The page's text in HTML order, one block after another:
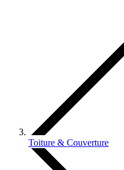
Toiture & Couverture